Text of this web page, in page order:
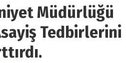
Müdürlüğü
Tedbirlerini